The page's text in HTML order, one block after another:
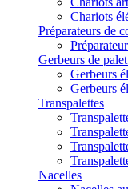
Chariots
Préparateurs de
Gerbeurs de
Gerbeurs
Gerbeurs
Transpalettes
Nacelles